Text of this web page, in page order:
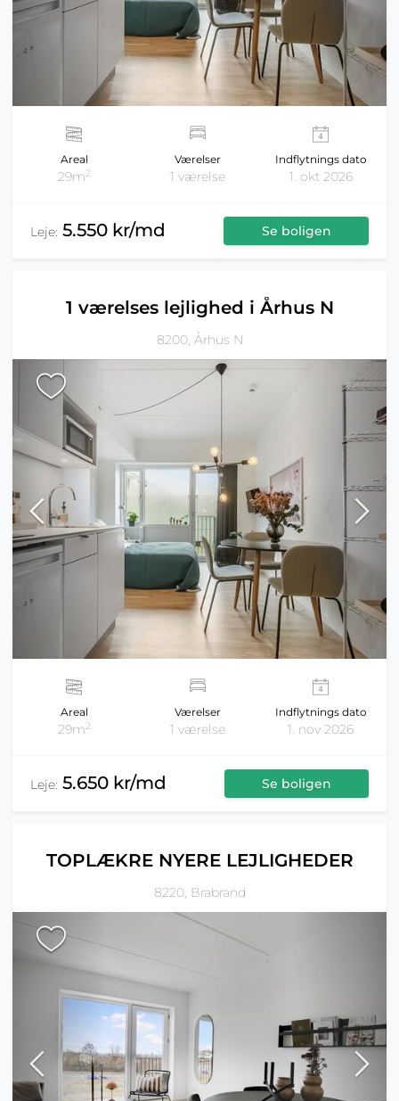
Areal
29m2
Værelser
1 værelse
Indflytnings dato
1. okt 2026
Leje: 5.550 kr/md Se boligen
1 værelses lejlighed i Århus N
8200, Århus N
Areal
29m2
Værelser
1 værelse
Indflytnings dato
1. nov 2026
Leje: 5.650 kr/md Se boligen
TOPLÆKRE NYERE LEJLIGHEDER
8220, Brabrand